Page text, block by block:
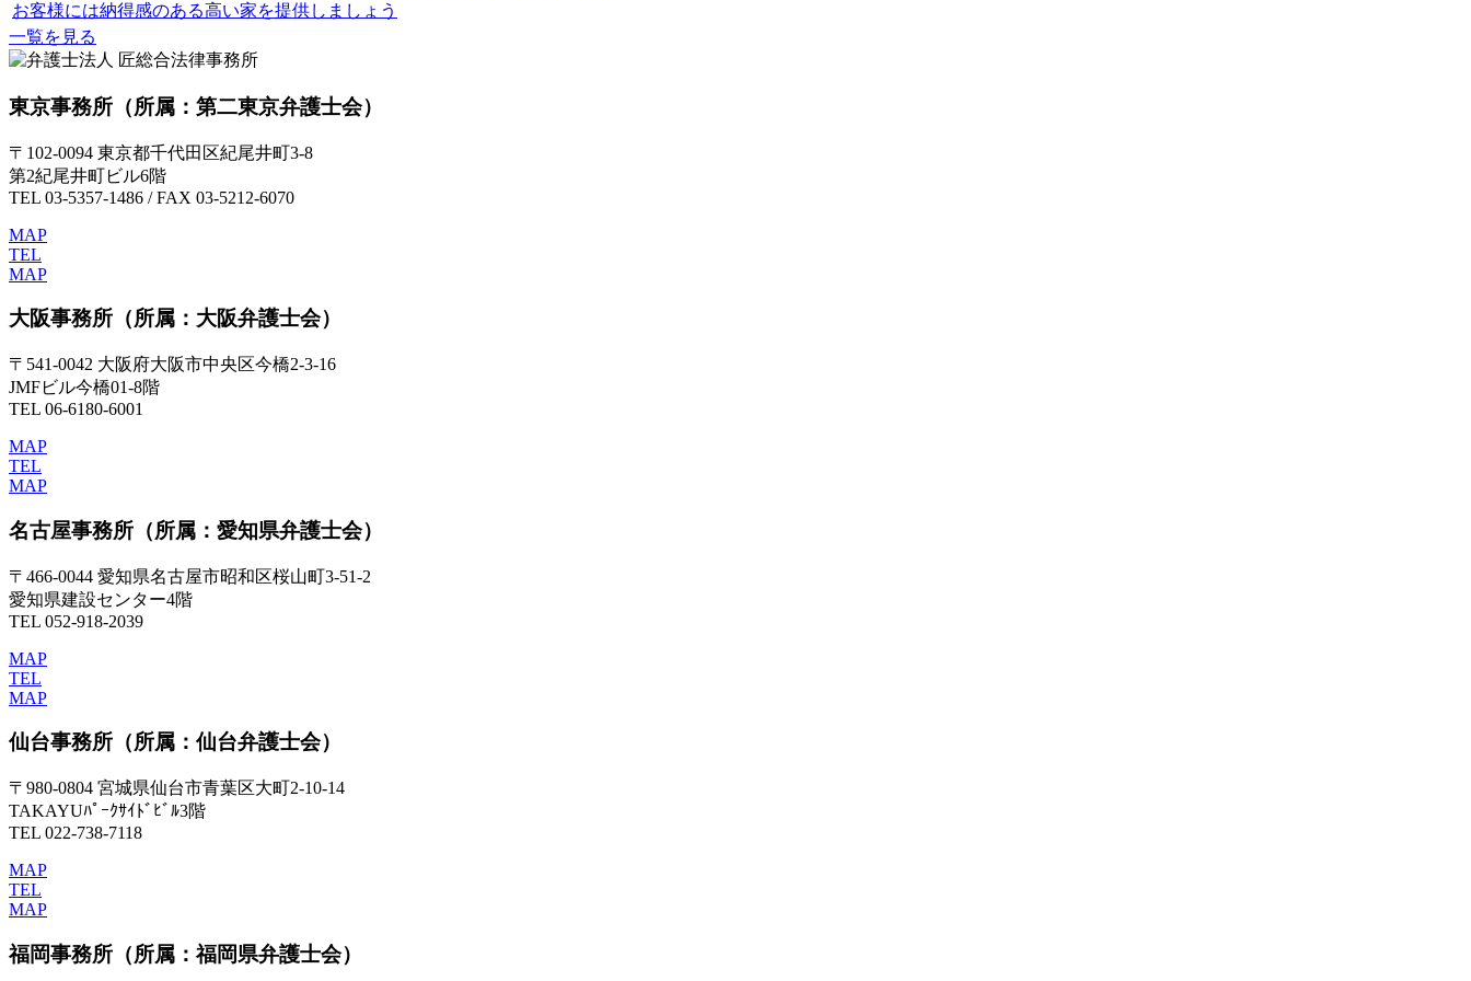
お客様には納得感のある高い家を提供しましょう
一覧を見る
東京事務所 （所属：第二東京弁護士会）
〒102-0094 東京都千代田区紀尾井町3-8
第2紀尾井町ビル6階
TEL 03-5357-1486 / FAX 03-5212-6070
MAP
TEL
MAP
大阪事務所 （所属：大阪弁護士会）
〒541-0042 大阪府大阪市中央区今橋2-3-16
JMFビル今橋01-8階
TEL 06-6180-6001
MAP
TEL
MAP
名古屋事務所 （所属：愛知県弁護士会）
〒466-0044 愛知県名古屋市昭和区桜山町3-51-2
愛知県建設センター4階
TEL 052-918-2039
MAP
TEL
MAP
仙台事務所 （所属：仙台弁護士会）
〒980-0804 宮城県仙台市青葉区大町2-10-14
TAKAYUﾊﾟｰｸｻｲﾄﾞﾋﾞﾙ3階
TEL 022-738-7118
MAP
TEL
MAP
福岡事務所 （所属：福岡県弁護士会）